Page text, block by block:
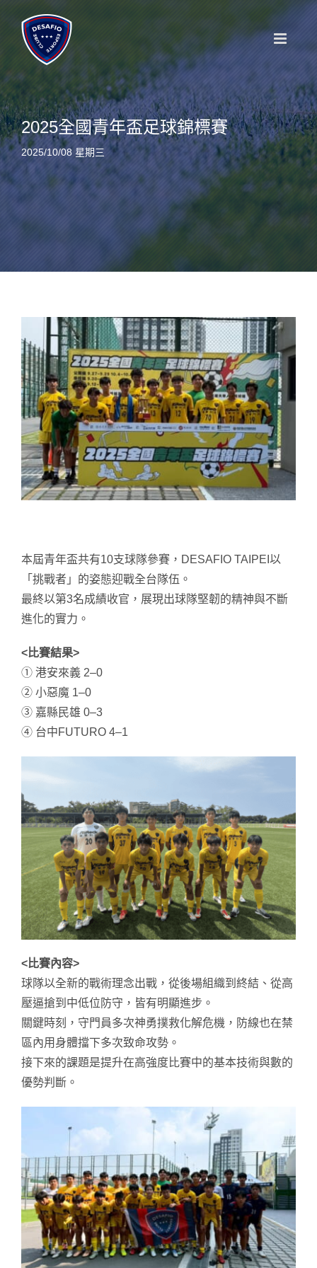
content
2025全國青年盃足球錦標賽
2025/10/08 星期三
本屆青年盃共有10支球隊參賽，DESAFIO TAIPEI以
「挑戰者」的姿態迎戰全台隊伍。
最終以第3名成績收官，展現出球隊堅韌的精神與不斷
進化的實力。
<比賽結果>
① 港安來義 2–0
② 小惡魔 1–0
③ 嘉縣民雄 0–3
④ 台中FUTURO 4–1
<比賽內容>
球隊以全新的戰術理念出戰，從後場組織到終結、從高
壓逼搶到中低位防守，皆有明顯進步。
關鍵時刻，守門員多次神勇撲救化解危機，防線也在禁
區內用身體擋下多次致命攻勢。
接下來的課題是提升在高強度比賽中的基本技術與數的
優勢判斷。